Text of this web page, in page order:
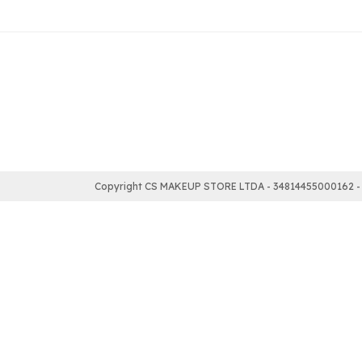
Copyright CS MAKEUP STORE LTDA -